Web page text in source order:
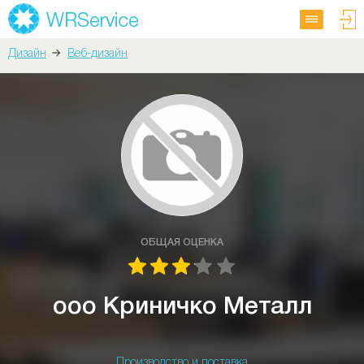
Дизайн Веб-дизайн
ОБЩАЯ ОЦЕНКА
ооо Криничко Металл